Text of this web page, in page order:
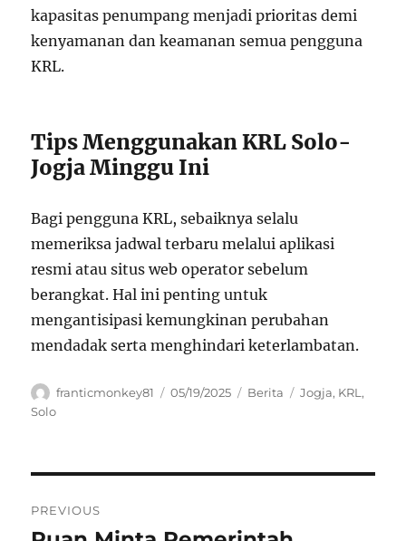
kapasitas penumpang menjadi prioritas demi
kenyamanan dan keamanan semua pengguna
KRL.
Tips Menggunakan KRL Solo-
Jogja Minggu Ini
Bagi pengguna KRL, sebaiknya selalu
memeriksa jadwal terbaru melalui aplikasi
resmi atau situs web operator sebelum
berangkat. Hal ini penting untuk
mengantisipasi kemungkinan perubahan
mendadak serta menghindari keterlambatan.
Author
franticmonkey81
Posted
05/19/2025 Categories
Berita Tags
Jogja, KRL ,
Solo
pos
PREVIOUS